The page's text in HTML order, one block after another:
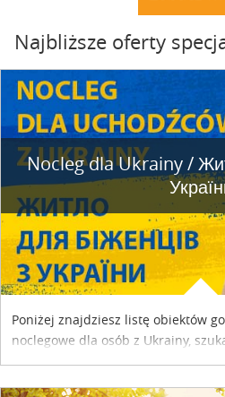
Najbliższe oferty
Nocleg dla Ukrainy /
Poniżej znajdziesz listę obiektów
noclegowe dla osób z Ukrainy,